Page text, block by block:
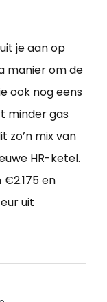
je aan op
manier om de
ook nog eens
minder gas
zo’n mix van
HR-ketel.
en
uit